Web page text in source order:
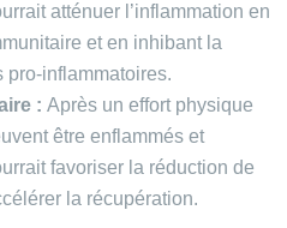
atténuer l’inflammation en
et en inhibant la
pro-inflammatoires.
: Après un effort physique
être enflammés et
favoriser la réduction de
la récupération.